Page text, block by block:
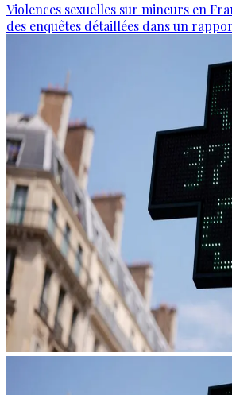
Violences sexuelles sur mineurs en
des enquêtes détaillées dans un